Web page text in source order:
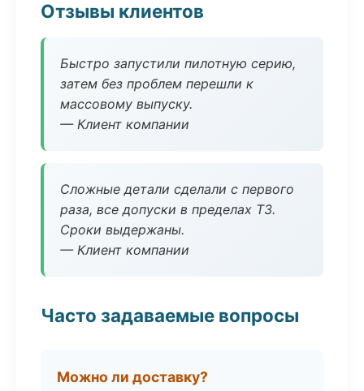
Отзывы клиентов
Быстро запустили пилотную серию,
затем без проблем перешли к
массовому выпуску.
— Клиент компании
Сложные детали сделали с первого
раза, все допуски в пределах ТЗ.
Сроки выдержаны.
— Клиент компании
Часто задаваемые вопросы
Можно ли доставку?